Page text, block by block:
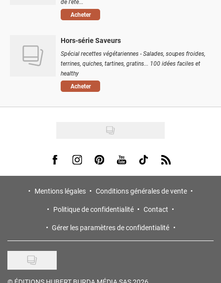
Acheter
Hors-série Saveurs
Spécial recettes végétariennes - Salades, soupes froides,
terrines, quiches, tartines, gratins... 100 idées faciles et
healthy
Acheter
Visit us on Facebook
Visit us on Instagram
Visit us on Pinterest
Visit us on Youtube
Visit us on Tiktok
Visit us on Rss
Mentions légales
Conditions générales de vente
Politique de confidentialité
Contact
Gérer les paramètres de confidentialité